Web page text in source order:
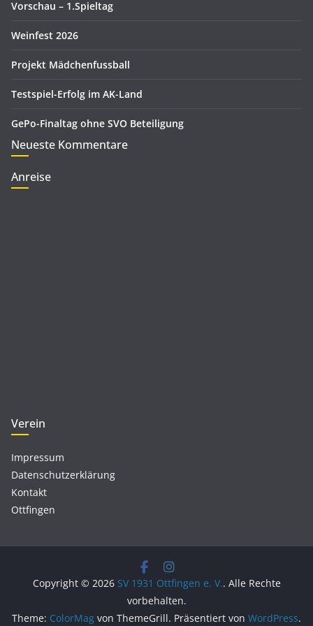
n
Vorschau – 1.Spieltag
Weinfest 2026
Projekt Mädchenfussball
Testspiel-Erfolg im AK-Land
GePo-Finaltag ohne SVO Beteiligung
Neueste Kommentare
Anreise
Verein
Impressum
Datenschutzerklärung
Kontakt
Ottfingen
Copyright © 2026 SV 1931 Ottfingen e. V.. Alle Rechte
vorbehalten.
Theme: ColorMag von ThemeGrill. Präsentiert von WordPress.